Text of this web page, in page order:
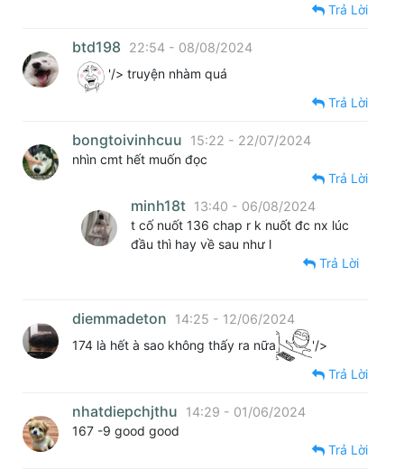
Trả Lời
btd198
22:54 - 08/08/2024
'/> truyện nhàm quá
Trả Lời
bongtoivinhcuu
15:22 - 22/07/2024
nhìn cmt hết muốn đọc
Trả Lời
minh18t 13:40 - 06/08/2024
t cố nuốt 136 chap r k nuốt đc nx lúc
đầu thì hay về sau như l
Trả Lời
diemmadeton
14:25 - 12/06/2024
174 là hết à sao không thấy ra nữa
'/>
Trả Lời
nhatdiepchjthu
14:29 - 01/06/2024
167 -9 good good
Trả Lời